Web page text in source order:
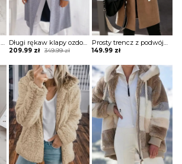
Płaszcz z 3/4 rękawem i guzikami kurtka Misty Długi rękaw klapy ozdoba klamra zapinany na guziki dwurzędowy jednolity bez wzoru jesień płaszcz Hilpa
349.99zł
Original
was:
349.99 zł.
209.99 zł
Current
is:
209.99 zł.
Prosty trencz z podwójnym biustem i długim rękawem kurtka Andromeda
149.99 zł